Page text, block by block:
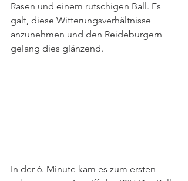
Rasen und einem rutschigen Ball. Es
galt, diese Witterungsverhältnisse
anzunehmen und den Reideburgern
gelang dies glänzend.
In der 6. Minute kam es zum ersten